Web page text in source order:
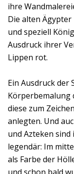
ihre
Die alten
und speziell
Ausdruck ihrer
Lippen rot.
Ein Ausdruck der
Körperbemalung
diese zum
anlegten. Und
und Azteken sind
legendär: Im
als Farbe der